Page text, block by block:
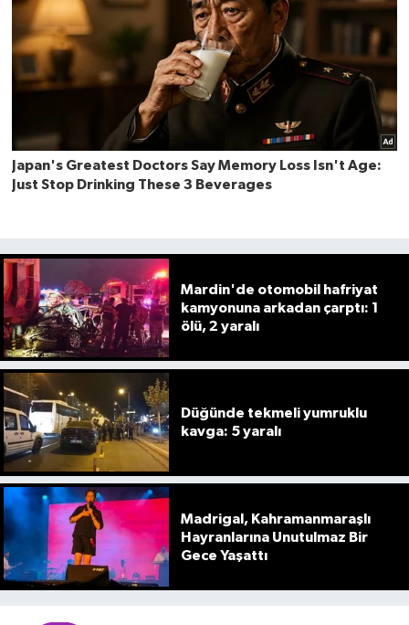
Mardin'de otomobil hafriyat
kamyonuna arkadan çarptı: 1
ölü, 2 yaralı
Düğünde tekmeli yumruklu
kavga: 5 yaralı
Madrigal, Kahramanmaraşlı
Hayranlarına Unutulmaz Bir
Gece Yaşattı